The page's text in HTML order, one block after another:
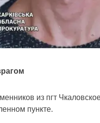
из пгт
пункте.